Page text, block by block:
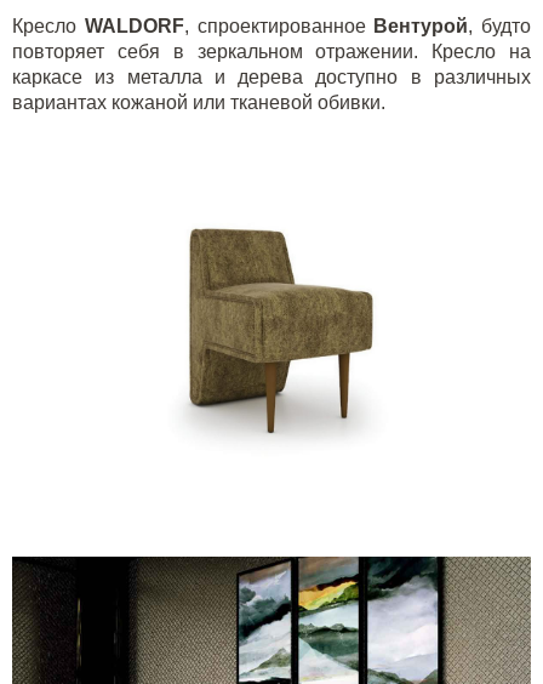
Кресло WALDORF, спроектированное Вентурой, будто
повторяет себя в зеркальном отражении. Кресло на
каркасе из металла и дерева доступно в различных
вариантах кожаной или тканевой обивки.